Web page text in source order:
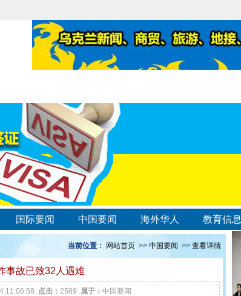
国际要闻 中国要闻 海外华人 教育信息
当前位置： 网站首页 >> 中国要闻 >> 查看详情
事故已致32人遇难
11:06:58 点击： 2589 属于： 中国要闻